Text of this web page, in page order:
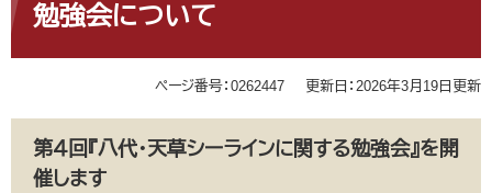
文
へ
勉強会について
ページ番号：0262447 更新日：2026年3月19日更新
第４回『八代・天草シーラインに関する勉強会』を開
催します